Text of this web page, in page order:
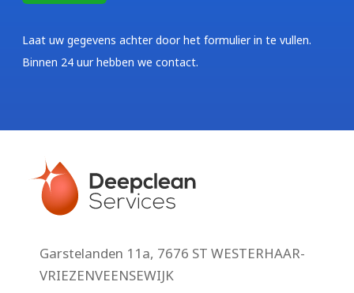
Laat uw gegevens achter door het formulier in te vullen.
Binnen 24 uur hebben we contact.
Garstelanden 11a, 7676 ST WESTERHAAR-
VRIEZENVEENSEWIJK